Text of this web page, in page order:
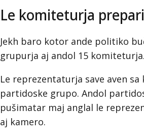
Le komiteturja
Jekh baro kotor ande politiko
grupurja aj andol 15 komiteturja.
Le reprezentaturja save aven
partidoske grupo. Andol
pušimatar maj anglal le
aj kamero.